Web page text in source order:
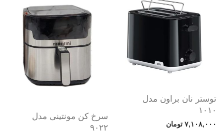
توستر نان براون مدل
۱۰۱۰
۷,۱۰۸,۰۰۰ تومان
سرخ کن مونتینی مدل
۹۰۲۲